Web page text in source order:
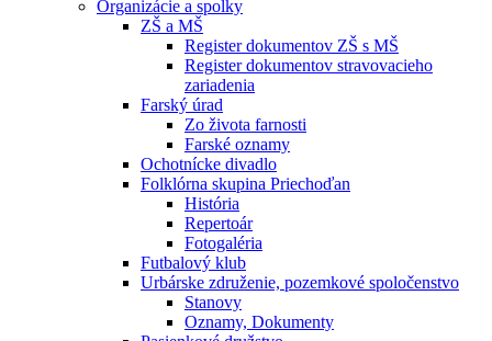
Organizácie a spolky
ZŠ a MŠ
Register dokumentov ZŠ s MŠ
Register dokumentov stravovacieho
zariadenia
Farský úrad
Zo života farnosti
Farské oznamy
Ochotnícke divadlo
Folklórna skupina Priechoďan
História
Repertoár
Fotogaléria
Futbalový klub
Urbárske združenie, pozemkové spoločenstvo
Stanovy
Oznamy, Dokumenty